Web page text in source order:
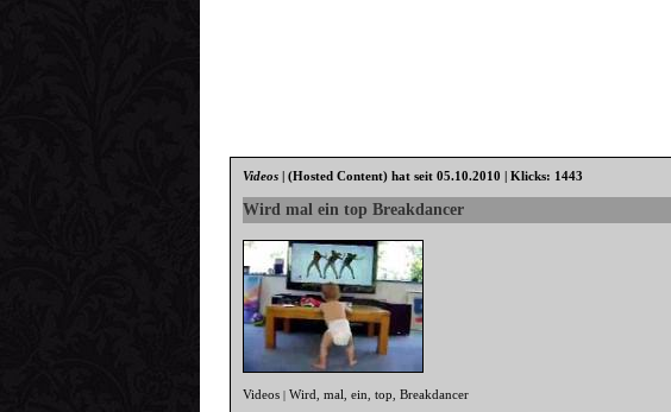
Videos |(Hosted Content) hat seit 05.10.2010 | Klicks: 1443
Wird mal ein top Breakdancer
Videos |Wird ,mal ,ein ,top ,Breakdancer